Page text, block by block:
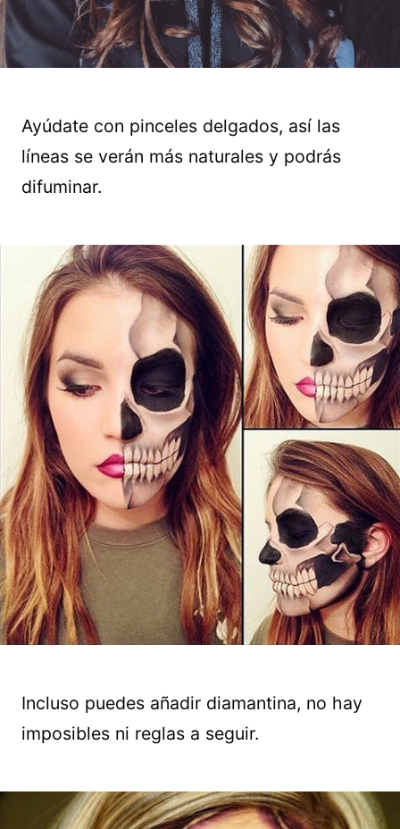
Ayúdate con pinceles delgados, así las
líneas se verán más naturales y podrás
difuminar.
Incluso puedes añadir diamantina, no hay
imposibles ni reglas a seguir.